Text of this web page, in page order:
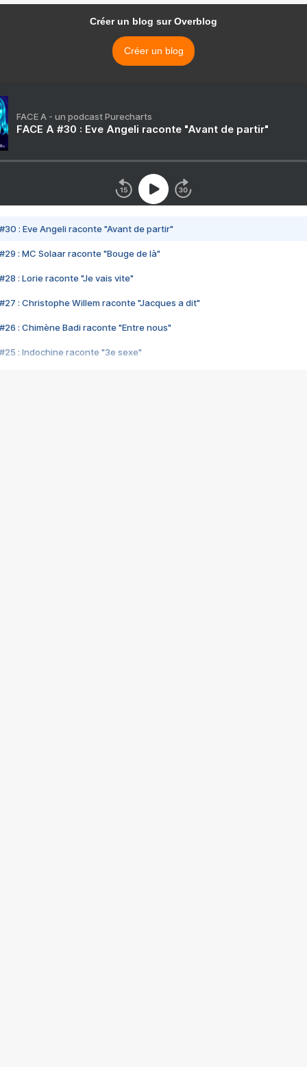
Créer un blog sur Overblog
Créer un blog
FACE A - un podcast Purecharts
FACE A #30 : Eve Angeli raconte "Avant de partir"
#30 : Eve Angeli raconte "Avant de partir"
#29 : MC Solaar raconte "Bouge de là"
#28 : Lorie raconte "Je vais vite"
#27 : Christophe Willem raconte "Jacques a dit"
#26 : Chimène Badi raconte "Entre nous"
#25 : Indochine raconte "3e sexe"